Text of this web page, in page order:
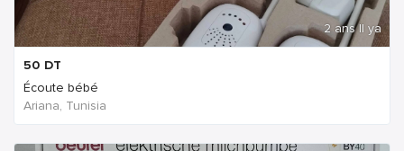
2 ans Il ya
50 DT
Écoute bébé
Ariana, Tunisia